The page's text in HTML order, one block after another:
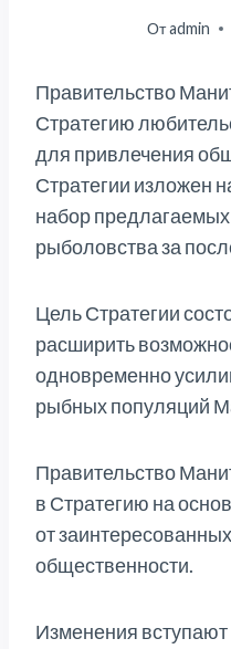
Отadmin
Правительство
Стратегию
для привлечения
Стратегии изложен
набор
рыболовства за
Цель Стратегии
расширить
одновременно
рыбных популяций
Правительство
в Стратегию на
от
общественности.
Изменения